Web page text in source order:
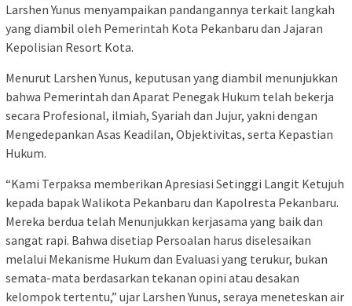
Larshen Yunus menyampaikan pandangannya terkait langkah
yang diambil oleh Pemerintah Kota Pekanbaru dan Jajaran
Kepolisian Resort Kota.
Menurut Larshen Yunus, keputusan yang diambil menunjukkan
bahwa Pemerintah dan Aparat Penegak Hukum telah bekerja
secara Profesional, ilmiah, Syariah dan Jujur, yakni dengan
Mengedepankan Asas Keadilan, Objektivitas, serta Kepastian
Hukum.
“Kami Terpaksa memberikan Apresiasi Setinggi Langit Ketujuh
kepada bapak Walikota Pekanbaru dan Kapolresta Pekanbaru.
Mereka berdua telah Menunjukkan kerjasama yang baik dan
sangat rapi. Bahwa disetiap Persoalan harus diselesaikan
melalui Mekanisme Hukum dan Evaluasi yang terukur, bukan
semata-mata berdasarkan tekanan opini atau desakan
kelompok tertentu,” ujar Larshen Yunus, seraya meneteskan air